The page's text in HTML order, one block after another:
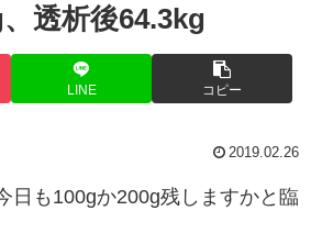
透析後64.3kg
LINE コピー
2019.02.26
日も100gか200g残しますかと臨